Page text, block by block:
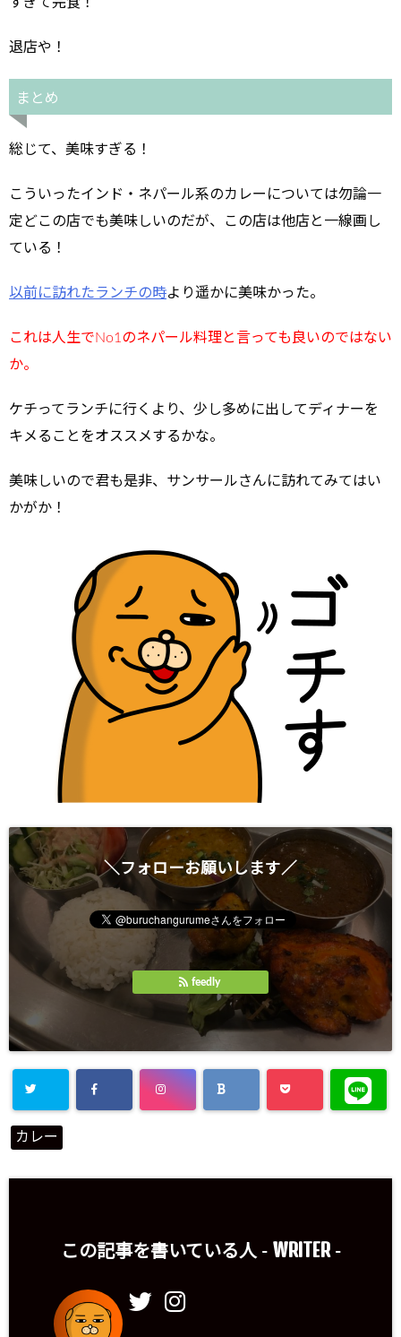
すぎて完食！
退店や！
まとめ
総じて、美味すぎる！
こういったインド・ネパール系のカレーについては勿論一
定どこの店でも美味しいのだが、この店は他店と一線画し
ている！
以前に訪れたランチの時より遥かに美味かった。
これは人生でNo1のネパール料理と言っても良いのではない
か。
ケチってランチに行くより、少し多めに出してディナーを
キメることをオススメするかな。
美味しいので君も是非、サンサールさんに訪れてみてはい
かがか！
＼フォローお願いします／
feedly
カレー
この記事を書いている人 - WRITER-